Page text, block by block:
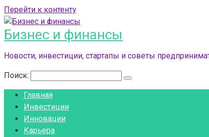
Перейти к контенту
Бизнес и финансы
Новости, инвестиции, стартапы и советы
Поиск:
Главная
Инвестиции
Инновации
Карьера